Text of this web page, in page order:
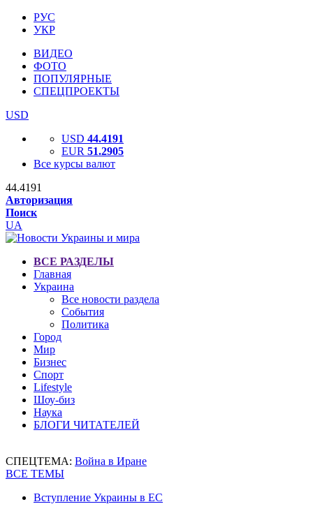
РУС
УКР
ВИДЕО
ФОТО
ПОПУЛЯРНЫЕ
СПЕЦПРОЕКТЫ
USD
USD 44.4191
EUR 51.2905
Все курсы валют
44.4191
Авторизация
Поиск
UA
ВСЕ РАЗДЕЛЫ
Главная
Украина
Все новости раздела
События
Политика
Город
Мир
Бизнес
Спорт
Lifestyle
Шоу-биз
Наука
БЛОГИ ЧИТАТЕЛЕЙ
СПЕЦТЕМА: Война в Иране
ВСЕ ТЕМЫ
Вступление Украины в ЕС